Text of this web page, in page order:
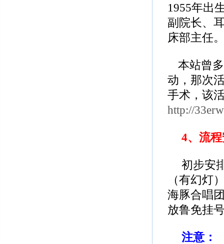
1955年出
副院长、
床部主任
本站曾
动，那次
手术，该
http://
4、流
初步安
（有幻灯
海豚合唱
放鲁免挂
注意：